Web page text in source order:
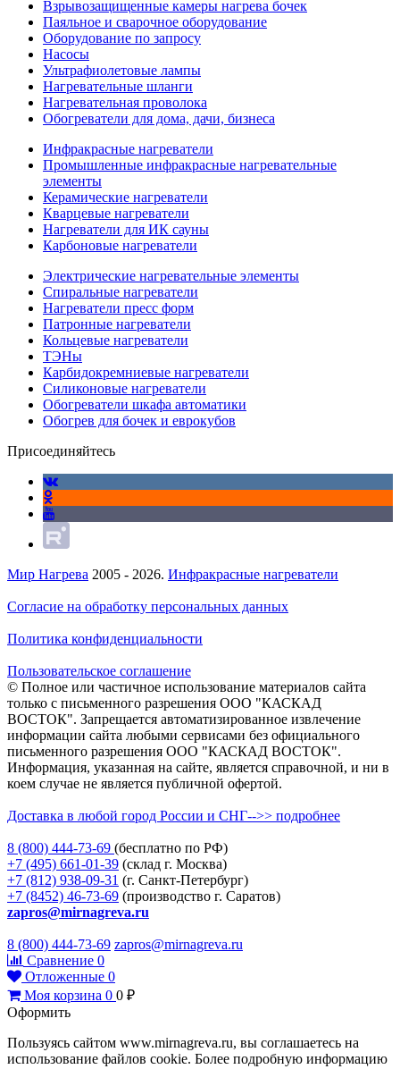
Взрывозащищенные камеры нагрева бочек
Паяльное и сварочное оборудование
Оборудование по запросу
Насосы
Ультрафиолетовые лампы
Нагревательные шланги
Нагревательная проволока
Обогреватели для дома, дачи, бизнеса
Инфракрасные нагреватели
Промышленные инфракрасные нагревательные
элементы
Керамические нагреватели
Кварцевые нагреватели
Нагреватели для ИК сауны
Карбоновые нагреватели
Электрические нагревательные элементы
Спиральные нагреватели
Нагреватели пресс форм
Патронные нагреватели
Кольцевые нагреватели
ТЭНы
Карбидокремниевые нагреватели
Силиконовые нагреватели
Обогреватели шкафа автоматики
Обогрев для бочек и еврокубов
Присоединяйтесь
Мир Нагрева 2005 - 2026. Инфракрасные нагреватели
Согласие на обработку персональных данных
Политика конфиденциальности
Пользовательское соглашение
© Полное или частичное использование материалов сайта
только с письменного разрешения ООО "КАСКАД
ВОСТОК". Запрещается автоматизированное извлечение
информации сайта любыми сервисами без официального
письменного разрешения ООО "КАСКАД ВОСТОК".
Информация, указанная на сайте, является справочной, и ни в
коем случае не является публичной офертой.
Доставка в любой город России и СНГ-->> подробнее
8 (800) 444-73-69 (бесплатно по РФ)
+7 (495) 661-01-39 (склад г. Москва)
+7 (812) 938-09-31 (г. Санкт-Петербург)
+7 (8452) 46-73-69 (производство г. Саратов)
zapros@mirnagreva.ru
8 (800) 444-73-69 zapros@mirnagreva.ru
Сравнение 0
Отложенные 0
Моя корзина 0 0 ₽
Оформить
Пользуясь сайтом www.mirnagreva.ru, вы соглашаетесь на
использование файлов cookie. Более подробную информацию